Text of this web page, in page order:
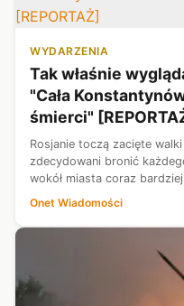
WYDARZENIA
Tak właśnie
"Cała
śmierci"
Rosjanie toczą zacięte
zdecydowani bronić
wokół miasta coraz
cicha, okrutna praca —
Onet Wiadomości